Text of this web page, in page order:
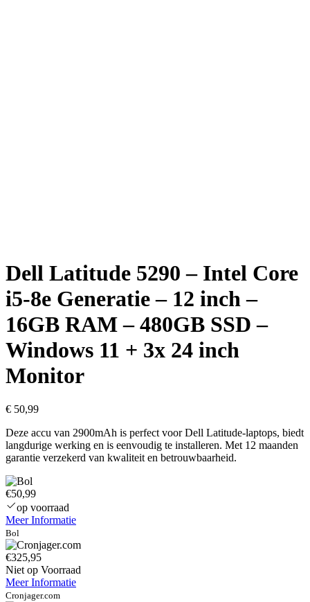
Dell Latitude 5290 – Intel Core
i5-8e Generatie – 12 inch –
16GB RAM – 480GB SSD –
Windows 11 + 3x 24 inch
Monitor
€ 50,99
Deze accu van 2900mAh is perfect voor Dell Latitude-laptops, biedt
langdurige werking en is eenvoudig te installeren. Met 12 maanden
garantie verzekerd van kwaliteit en betrouwbaarheid.
€50,99
op voorraad
Meer Informatie
Bol
€325,95
Niet op Voorraad
Meer Informatie
Cronjager.com